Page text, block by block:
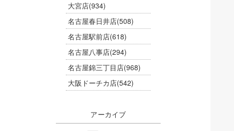
大宮店(934)
名古屋春日井店(508)
名古屋駅前店(618)
名古屋八事店(294)
名古屋錦三丁目店(968)
大阪ドーチカ店(542)
アーカイブ